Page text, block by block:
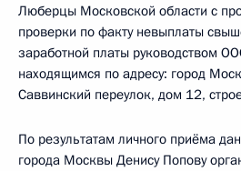
Люберцы Московской области с
проверки по факту невыплаты
заработной платы руководством
находящимся по адресу: город
Саввинский переулок, дом 12,
По результатам личного приёма
города Москвы Денису Попову